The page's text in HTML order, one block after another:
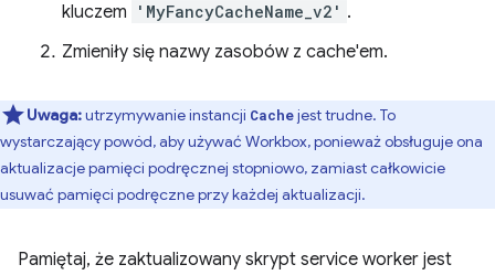
kluczem
'MyFancyCacheName_v2' .
Zmieniły się nazwy zasobów z cache'em.
Uwaga:utrzymywanie instancji Cachejest trudne. To
wystarczający powód, aby używać Workbox, ponieważ obsługuje ona
aktualizacje pamięci podręcznej stopniowo, zamiast całkowicie
usuwać pamięci podręczne przy każdej aktualizacji.
Pamiętaj, że zaktualizowany skrypt service worker jest